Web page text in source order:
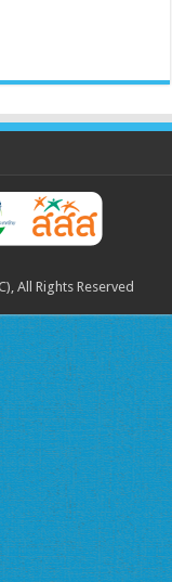
All Rights Reserved